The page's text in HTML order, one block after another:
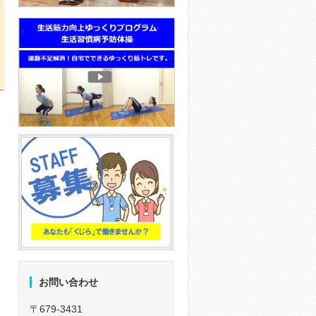
お問い合わせ
〒679-3431